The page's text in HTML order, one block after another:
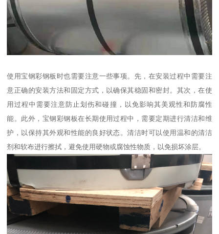
使用宝钢彩钢板时也需要注意一些事项。先，在安装过程中需要注
意正确的安装方法和固定方式，以确保其稳固和密封。其次，在使
用过程中需要注意防止划伤和碰撞，以免影响其美观性和防腐性
能。此外，宝钢彩钢板在长期使用过程中，需要定期进行清洁和维
护，以保持其外观和性能的良好状态。清洁时可以使用温和的清洁
剂和软布进行擦拭，避免使用硬物或腐蚀性物质，以免损坏涂层。